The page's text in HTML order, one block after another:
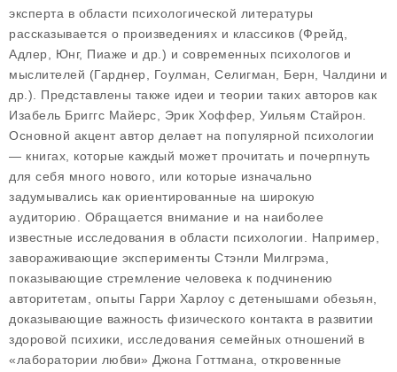
эксперта в области психологической литературы
рассказывается о произведениях и классиков (Фрейд,
Адлер, Юнг, Пиаже и др.) и современных психологов и
мыслителей (Гарднер, Гоулман, Селигман, Берн, Чалдини и
др.). Представлены также идеи и теории таких авторов как
Изабель Бриггс Майерс, Эрик Хоффер, Уильям Стайрон.
Основной акцент автор делает на популярной психологии
— книгах, которые каждый может прочитать и почерпнуть
для себя много нового, или которые изначально
задумывались как ориентированные на широкую
аудиторию. Обращается внимание и на наиболее
известные исследования в области психологии. Например,
завораживающие эксперименты Стэнли Милгрэма,
показывающие стремление человека к подчинению
авторитетам, опыты Гарри Харлоу с детенышами обезьян,
доказывающие важность физического контакта в развитии
здоровой психики, исследования семейных отношений в
«лаборатории любви» Джона Готтмана, откровенные